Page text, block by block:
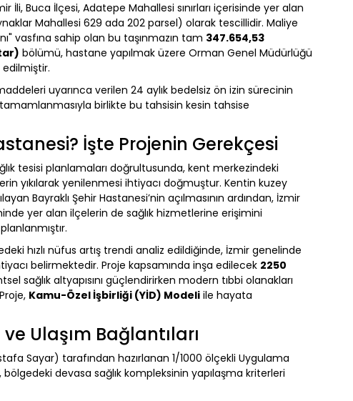
İli, Buca İlçesi, Adatepe Mahallesi sınırları içerisinde yer alan
Mahallesi 629 ada 202 parsel) olarak tescillidir. Maliye
vasfına sahip olan bu taşınmazın tam 347.654,53
bölümü, hastane yapılmak üzere Orman Genel Müdürlüğü
edilmiştir.
uyarınca verilen 24 aylık bedelsiz ön izin sürecinin
tamamlanmasıyla birlikte bu tahsisin kesin tahsise
İşte Projenin Gerekçesi
tesisi planlamaları doğrultusunda, kent merkezindeki
yıkılarak yenilenmesi ihtiyacı doğmuştur. Kentin kuzey
Bayraklı Şehir Hastanesi’nin açılmasının ardından, İzmir
yer alan ilçelerin de sağlık hizmetlerine erişimini
hızlı nüfus artış trendi analiz edildiğinde, İzmir genelinde
belirmektedir. Proje kapsamında inşa edilecek 2250
sağlık altyapısını güçlendirirken modern tıbbi olanakları
Kamu-Özel İşbirliği (YİD) Modeli ile hayata
Ulaşım Bağlantıları
Sayar) tarafından hazırlanan 1/1000 ölçekli Uygulama
bölgedeki devasa sağlık kompleksinin yapılaşma kriterleri